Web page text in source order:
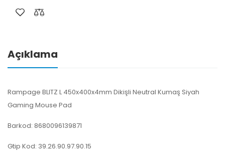
Açıklama
Rampage BLITZ L 450x400x4mm Dikişli Neutral Kumaş Siyah
Gaming Mouse Pad
Barkod: 8680096139871
Gtip Kod: 39.26.90.97.90.15